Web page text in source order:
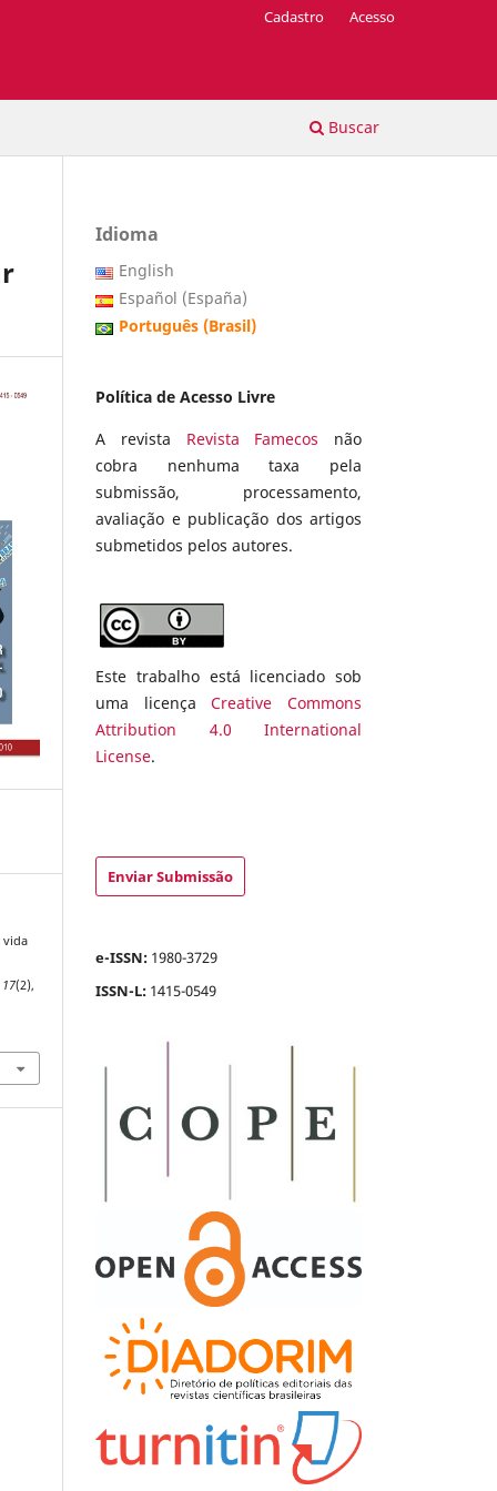
Buscar
Cadastro Acesso
vida
17(2),
Idioma
English
Español (España)
Português (Brasil)
Política de Acesso Livre
A revista Revista Famecos não
cobra nenhuma taxa pela
submissão, processamento,
avaliação e publicação dos artigos
submetidos pelos autores.
Este trabalho está licenciado sob
uma licençaCreative Commons
Attribution 4.0 International
License.
Enviar Submissão
e-ISSN: 1980-3729
ISSN-L: 1415-0549